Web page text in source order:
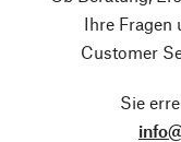
Ihre Fragen
Customer
Sie